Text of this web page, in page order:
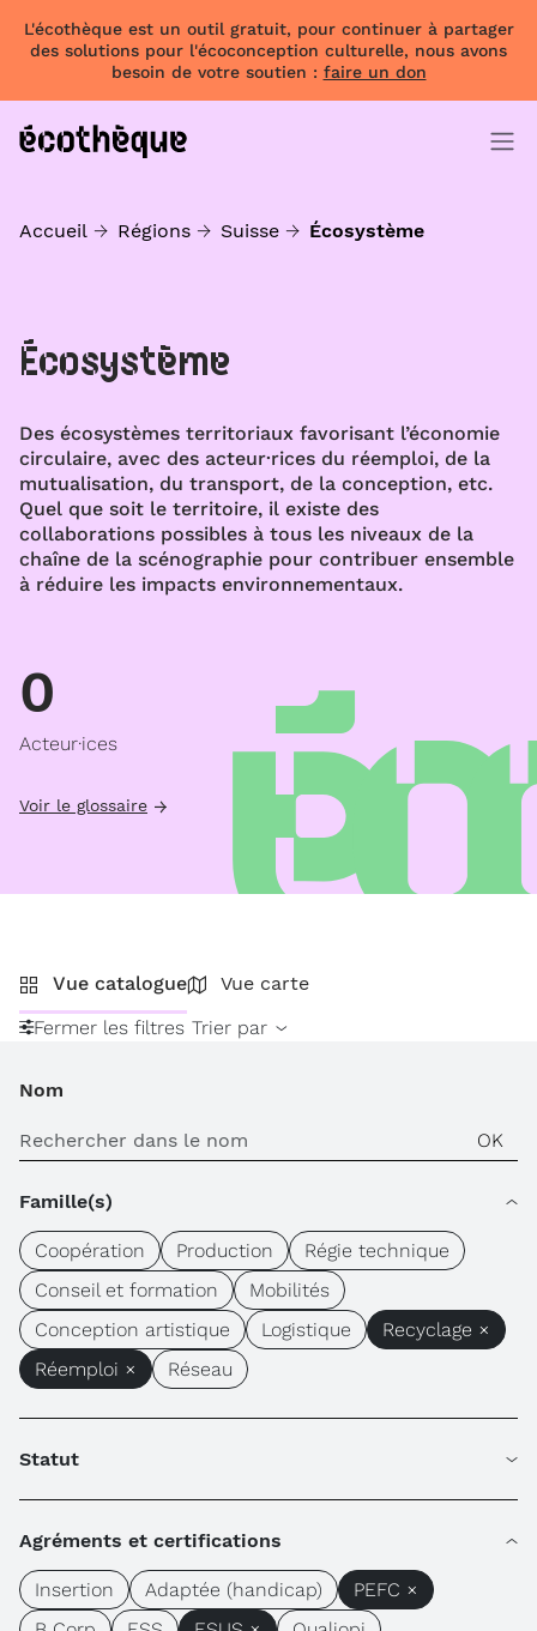
L'écothèque est un outil gratuit, pour continuer à partager
des solutions pour l'écoconception culturelle, nous avons
besoin de votre soutien : faire un don
Accueil Régions Suisse Écosystème
Écosystème
Des écosystèmes territoriaux favorisant l’économie
circulaire, avec des acteur·rices du réemploi, de la
mutualisation, du transport, de la conception, etc.
Quel que soit le territoire, il existe des
collaborations possibles à tous les niveaux de la
chaîne de la scénographie pour contribuer ensemble
à réduire les impacts environnementaux.
0
Acteur·ices
Voir le glossaire
Vue catalogue
Vue carte
Fermer les filtres Trier par
Nom
Famille(s)
Coopération Production
Régie technique
Conseil et formation
Mobilités
Conception artistique
Logistique
Recyclage ×
Réemploi ×
Réseau
Statut
Agréments et certifications
Insertion Adaptée (handicap)
PEFC ×